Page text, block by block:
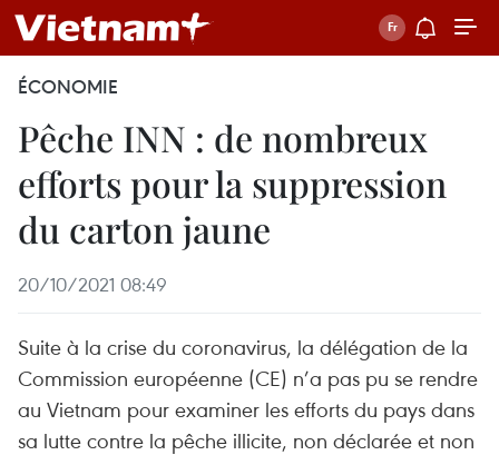
ÉCONOMIE
Pêche INN : de nombreux
efforts pour la suppression
du carton jaune
20/10/2021 08:49
Suite à la crise du coronavirus, la délégation de la
Commission européenne (CE) n’a pas pu se rendre
au Vietnam pour examiner les efforts du pays dans
sa lutte contre la pêche illicite, non déclarée et non